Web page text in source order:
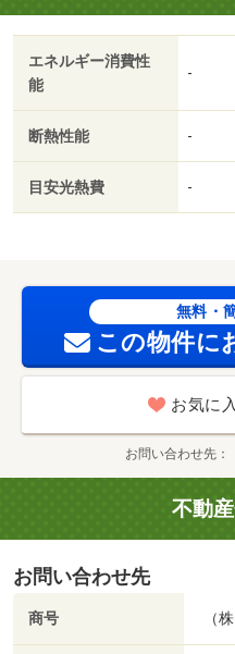
加入した場合は家財保険へ
イレ別／バルコニー／エア
付洗面台／ＴＶインターホ
シューズボックス／システ
即入居可／敷金不要／３口
ークインクロゼット／カー
使用料不要／床下収納／防
（コンビニ）まで２４８
ー）まで６８９ｍ／ウエル
トア）まで１０１１ｍ／Ｊ
で３４８ｍ／ジョイフル藤
医療法人社団三思会くすの
エネルギー消費性
能
-
断熱性能 -
目安光熱費 -
無料・
この物件に
お気に
お問い合わせ先
不動
お問い合わせ先
商号 （